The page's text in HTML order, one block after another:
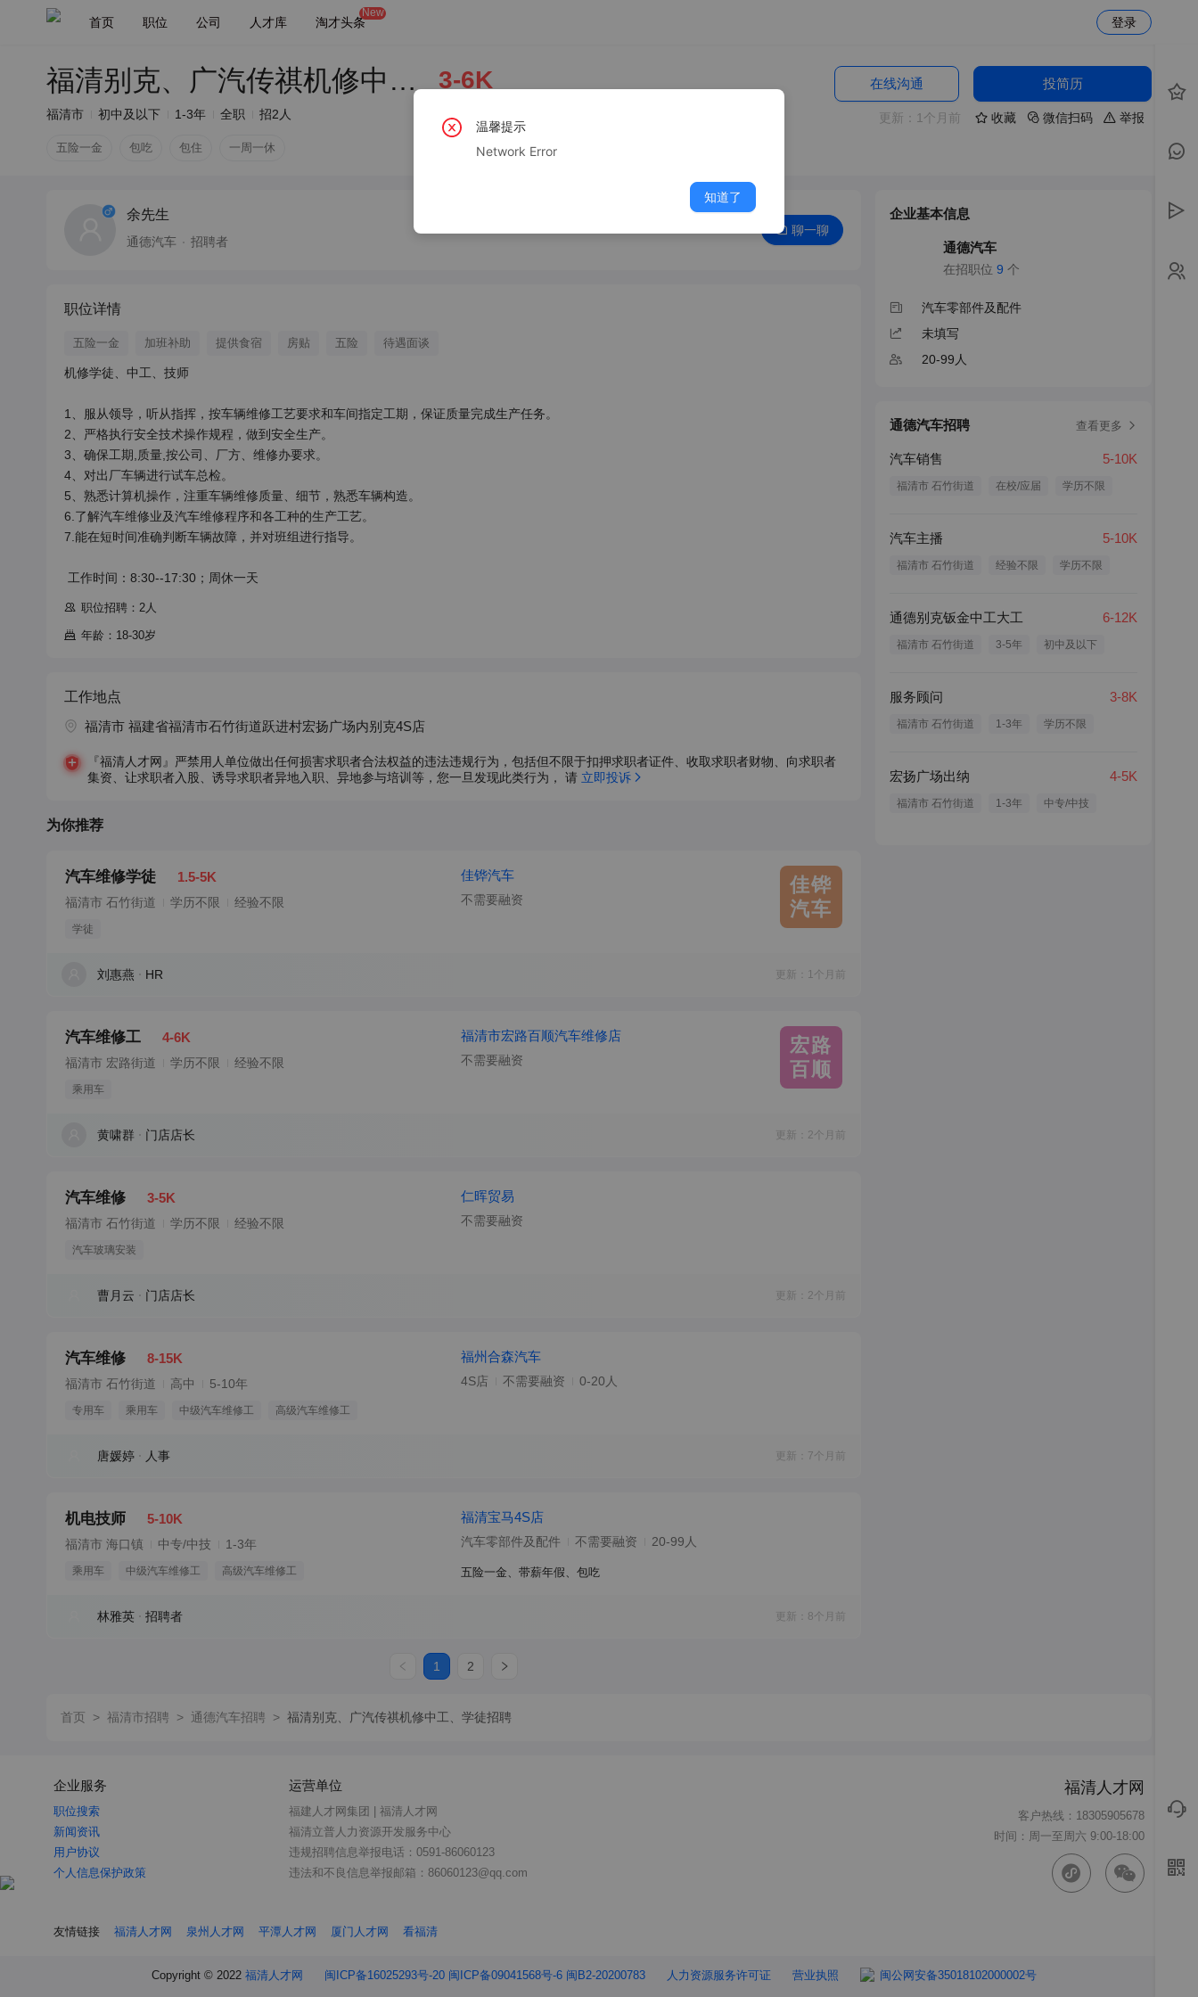
首页 职位 公司 人才库 淘才头条
New
登录
福清别克、广汽传祺机修中工、学徒 3-6K
福清市 初中及以下 1-3年 全职 招2人
五险一金 包吃 包住 一周一休
在线沟通 投简历
更新：1个月前 收藏 微信扫码 举报
余先生
通德汽车 招聘者
聊一聊
职位详情
五险一金 加班补助 提供食宿 房贴 五险 待遇面谈
机修学徒、中工、技师
1、服从领导，听从指挥，按车辆维修工艺要求和车间指定工期，保证质量完成生产任务。
2、严格执行安全技术操作规程，做到安全生产。
3、确保工期,质量,按公司、厂方、维修办要求。
4、对出厂车辆进行试车总检。
5、熟悉计算机操作，注重车辆维修质量、细节，熟悉车辆构造。
6.了解汽车维修业及汽车维修程序和各工种的生产工艺。
7.能在短时间准确判断车辆故障，并对班组进行指导。
工作时间：8:30--17:30；周休一天
职位招聘：2人
年龄：18-30岁
工作地点
福清市 福建省福清市石竹街道跃进村宏扬广场内别克4S店
『福清人才网』严禁用人单位做出任何损害求职者合法权益的违法违规行为，包括但不限于扣押求职者证件、收取求职者财物、向求职者
集资、让求职者入股、诱导求职者异地入职、异地参与培训等，您一旦发现此类行为， 请 立即投诉
为你推荐
汽车维修学徒 1.5-5K
福清市 石竹街道 学历不限 经验不限
学徒
佳铧汽车
不需要融资
佳铧
汽车
刘惠燕 HR 更新：1个月前
汽车维修工 4-6K
福清市 宏路街道 学历不限 经验不限
乘用车
福清市宏路百顺汽车维修店
不需要融资
宏路
百顺
黄啸群 门店店长 更新：2个月前
汽车维修 3-5K
福清市 石竹街道 学历不限 经验不限
汽车玻璃安装
仁晖贸易
不需要融资
曹月云 门店店长 更新：2个月前
汽车维修 8-15K
福清市 石竹街道 高中 5-10年
专用车 乘用车 中级汽车维修工 高级汽车维修工
福州合森汽车
4S店 不需要融资 0-20人
唐媛婷 人事 更新：7个月前
机电技师 5-10K
福清市 海口镇 中专/中技 1-3年
乘用车 中级汽车维修工 高级汽车维修工
福清宝马4S店
汽车零部件及配件 不需要融资 20-99人
五险一金、带薪年假、包吃
林雅英 招聘者 更新：8个月前
1 2
企业基本信息
通德汽车
在招职位 9 个
汽车零部件及配件
未填写
20-99人
通德汽车招聘 查看更多
汽车销售 5-10K
福清市 石竹街道 在校/应届 学历不限
汽车主播 5-10K
福清市 石竹街道 经验不限 学历不限
通德别克钣金中工大工 6-12K
福清市 石竹街道 3-5年 初中及以下
服务顾问 3-8K
福清市 石竹街道 1-3年 学历不限
宏扬广场出纳 4-5K
福清市 石竹街道 1-3年 中专/中技
首页 > 福清市招聘 > 通德汽车招聘 > 福清别克、广汽传祺机修中工、学徒招聘
企业服务
职位搜索
新闻资讯
用户协议
个人信息保护政策
运营单位
福建人才网集团 | 福清人才网
福清立普人力资源开发服务中心
违规招聘信息举报电话：0591-86060123
违法和不良信息举报邮箱：86060123@qq.com
福清人才网
客户热线：18305905678
时间：周一至周六 9:00-18:00
友情链接 福清人才网 泉州人才网 平潭人才网 厦门人才网 看福清
Copyright © 2022 福清人才网 闽ICP备16025293号-20 闽ICP备09041568号-6 闽B2-20200783 人力资源服务许可证 营业执照 闽公网安备35018102000002号
温馨提示
Network Error
知道了